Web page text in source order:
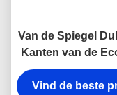
Van de Spiegel
Kanten van de
Kosmetische
Vind de beste